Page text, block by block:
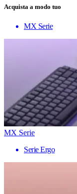
Acquista a modo tuo
MX Serie
MX Serie
Serie Ergo